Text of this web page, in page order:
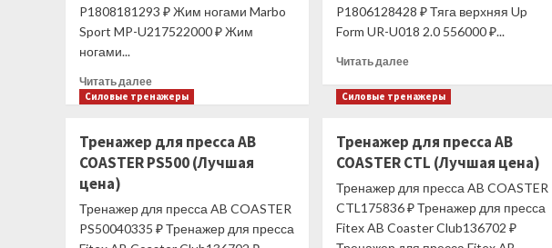
P1808181293 ₽ Жим ногами Marbo
Sport MP-U217522000 ₽ Жим
ногами...
Читать далееПрочитать
больше
VictoryFit
GYM-
ногами
(Лучшая
P1806128428 ₽ Тяга верхняя Up
Form UR-U018 2.0 556000 ₽...
Читать далееПрочитать
о
GYM-
P1806
тяга
(Лучшая
цена)
Силовые тренажеры
Тренажер для пресса AB
COASTER PS500 (Лучшая
цена)
Тренажер для пресса AB COASTER
PS50040335 ₽ Тренажер для пресса
Силовые тренажеры
Тренажер для пресса AB
COASTER CTL (Лучшая цена)
Тренажер для пресса AB COASTER
CTL175836 ₽ Тренажер для пресса
Fitex AB Coaster Club136702 ₽